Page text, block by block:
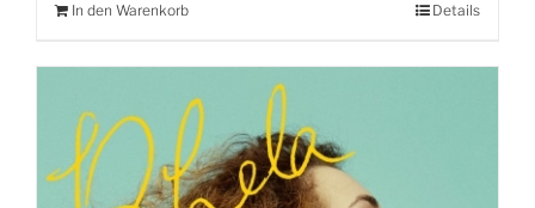
In den Warenkorb Details